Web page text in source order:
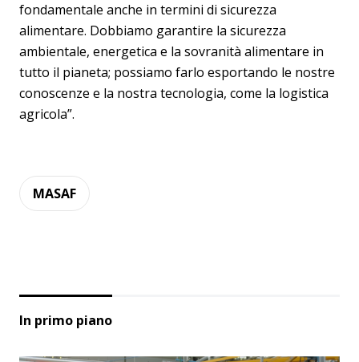
fondamentale anche in termini di sicurezza
alimentare. Dobbiamo garantire la sicurezza
ambientale, energetica e la sovranità alimentare in
tutto il pianeta; possiamo farlo esportando le nostre
conoscenze e la nostra tecnologia, come la logistica
agricola”.
MASAF
In primo piano